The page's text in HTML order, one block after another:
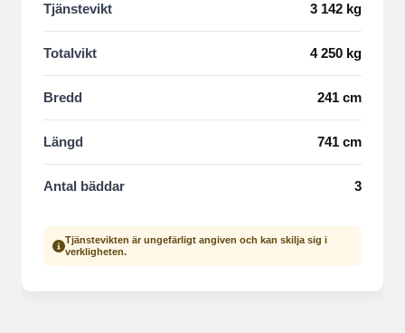
Tjänstevikt 3 142 kg
Totalvikt 4 250 kg
Bredd 241 cm
Längd 741 cm
Antal bäddar 3
Tjänstevikten är ungefärligt angiven och kan skilja sig i
verkligheten.